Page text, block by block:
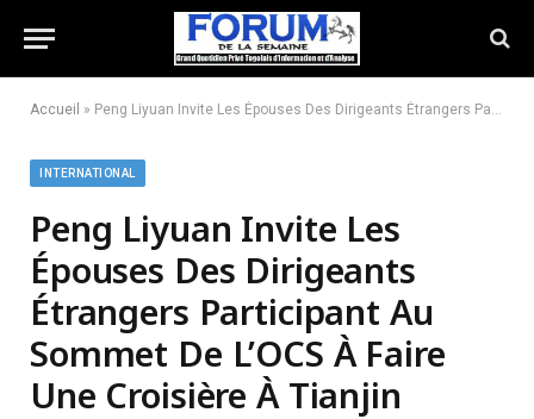
Accueil » Peng Liyuan Invite Les Épouses Des Dirigeants Étrangers Participant Au Sommet De L’OCS À Faire Une Croisière À Tianjin
INTERNATIONAL
Peng Liyuan Invite Les
Épouses Des Dirigeants
Étrangers Participant Au
Sommet De L’OCS À Faire
Une Croisière À Tianjin